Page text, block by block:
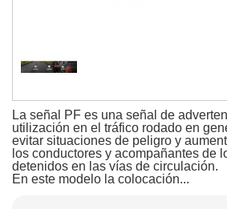
La señal PF es una señal de
utilización en el tráfico rodado en
evitar situaciones de peligro y
los conductores y acompañantes de
detenidos en las vías de circulación.
En este modelo la colocación...